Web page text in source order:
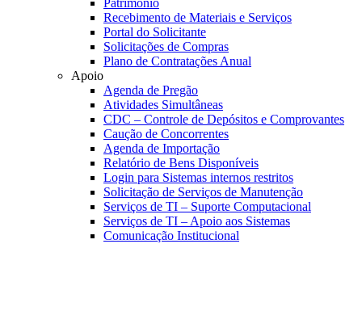
Patrimônio
Recebimento de Materiais e Serviços
Portal do Solicitante
Solicitações de Compras
Plano de Contratações Anual
Apoio
Agenda de Pregão
Atividades Simultâneas
CDC – Controle de Depósitos e Comprovantes
Caução de Concorrentes
Agenda de Importação
Relatório de Bens Disponíveis
Login para Sistemas internos restritos
Solicitação de Serviços de Manutenção
Serviços de TI – Suporte Computacional
Serviços de TI – Apoio aos Sistemas
Comunicação Institucional